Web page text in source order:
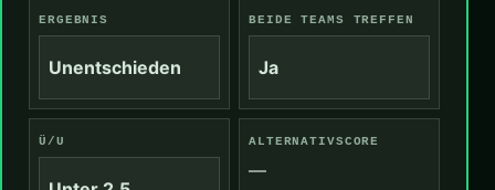
ERGEBNIS
Unentschieden
BEIDE TEAMS TREFFEN
Ja
Ü/U ALTERNATIVSCORE
—